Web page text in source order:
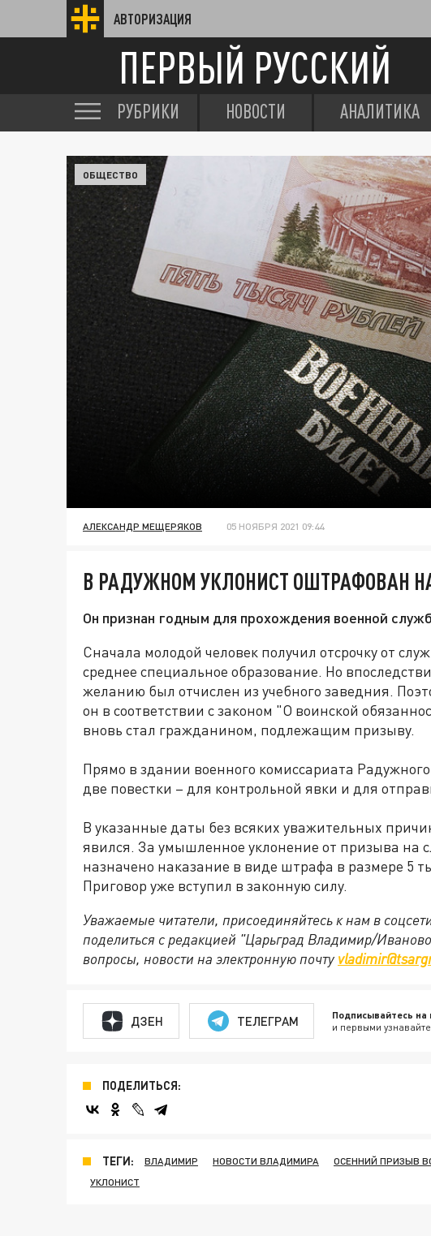
АВТОРИЗАЦИЯ
ПЕРВЫЙ РУССКИЙ
РУБРИКИ НОВОСТИ АНАЛИТИКА
ОБЩЕСТВО
АЛЕКСАНДР МЕЩЕРЯКОВ 05 НОЯБРЯ 2021 09:44
В РАДУЖНОМ УКЛОНИСТ ОШТРАФОВАН
Он признан годным для прохождения военной
Сначала молодой человек получил отсрочку от
среднее специальное образование. Но
желанию был отчислен из учебного заведния.
он в соответствии с законом "О воинской
вновь стал гражданином, подлежащим призыву.
Прямо в здании военного комиссариата
две повестки – для контрольной явки и для
В указанные даты без всяких уважительных
явился. За умышленное уклонение от призыва на
назначено наказание в виде штрафа в размере 5
Приговор уже вступил в законную силу.
Уважаемые читатели, присоединяйтесь к нам в
поделиться с редакцией "Царьград Владимир/
вопросы, новости на электронную почту
ДЗЕН ТЕЛЕГРАМ Подписывайтесь
и первыми
ПОДЕЛИТЬСЯ:
ТЕГИ: ВЛАДИМИР НОВОСТИ ВЛАДИМИРА ОСЕННИЙ ПРИЗЫВ
УКЛОНИСТ